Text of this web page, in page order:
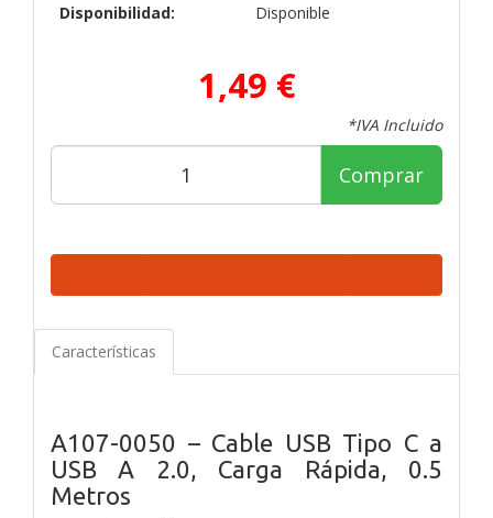
Disponibilidad:
Disponible
1,49 €
*IVA Incluido
Comprar
Características
A107-0050 – Cable USB Tipo C a
USB A 2.0, Carga Rápida, 0.5
Metros